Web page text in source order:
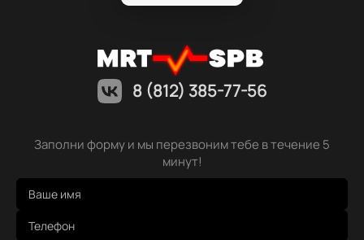
8 (812) 385-77-56
Заполни форму и мы перезвоним тебе в течение 5
минут!